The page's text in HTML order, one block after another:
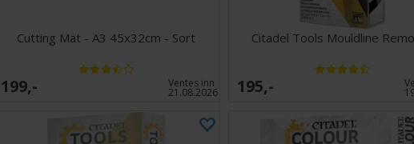
Cutting Mat - A3 45x32cm - Sort
199,- Ventes inn
21.08.2026
Citadel Tools Mouldline
195,-